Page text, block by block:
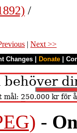
/
| Next >>
Changes Donate
-